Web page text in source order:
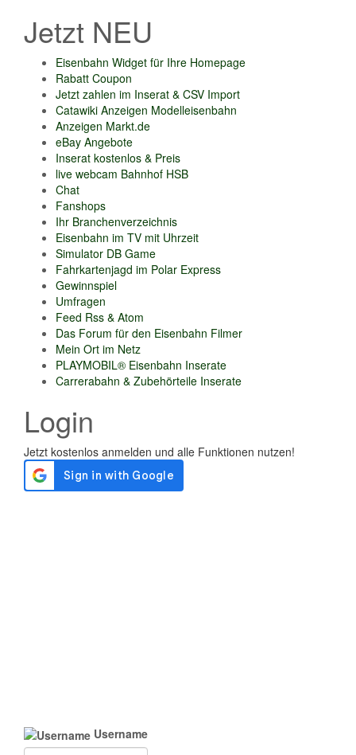
Jetzt NEU
Eisenbahn Widget für Ihre Homepage
Rabatt Coupon
Jetzt zahlen im Inserat & CSV Import
Catawiki Anzeigen Modelleisenbahn
Anzeigen Markt.de
eBay Angebote
Inserat kostenlos & Preis
live webcam Bahnhof HSB
Chat
Fanshops
Ihr Branchenverzeichnis
Eisenbahn im TV mit Uhrzeit
Simulator DB Game
Fahrkartenjagd im Polar Express
Gewinnspiel
Umfragen
Feed Rss & Atom
Das Forum für den Eisenbahn Filmer
Mein Ort im Netz
PLAYMOBIL® Eisenbahn Inserate
Carrerabahn & Zubehörteile Inserate
Login
Username